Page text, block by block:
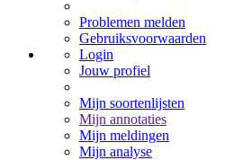
Problemen melden
Gebruiksvoorwaarden
Login
Jouw profiel
Mijn soortenlijsten
Mijn annotaties
Mijn meldingen
Mijn analyse